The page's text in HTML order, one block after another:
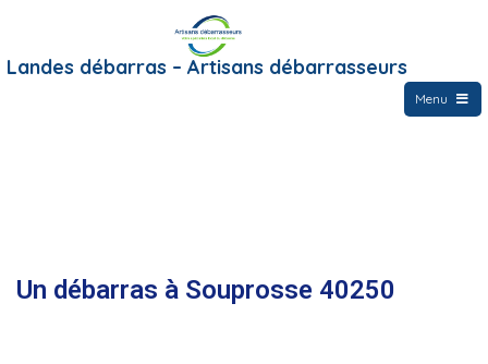
Landes débarras – Artisans débarrasseurs
Menu
Un débarras à Souprosse 40250